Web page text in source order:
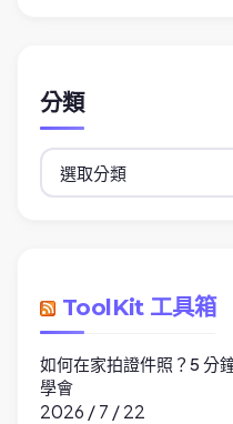
分類
分
類
ToolKit 工具箱
如何在家拍證件照？5 分
學會
2026 / 7 / 22